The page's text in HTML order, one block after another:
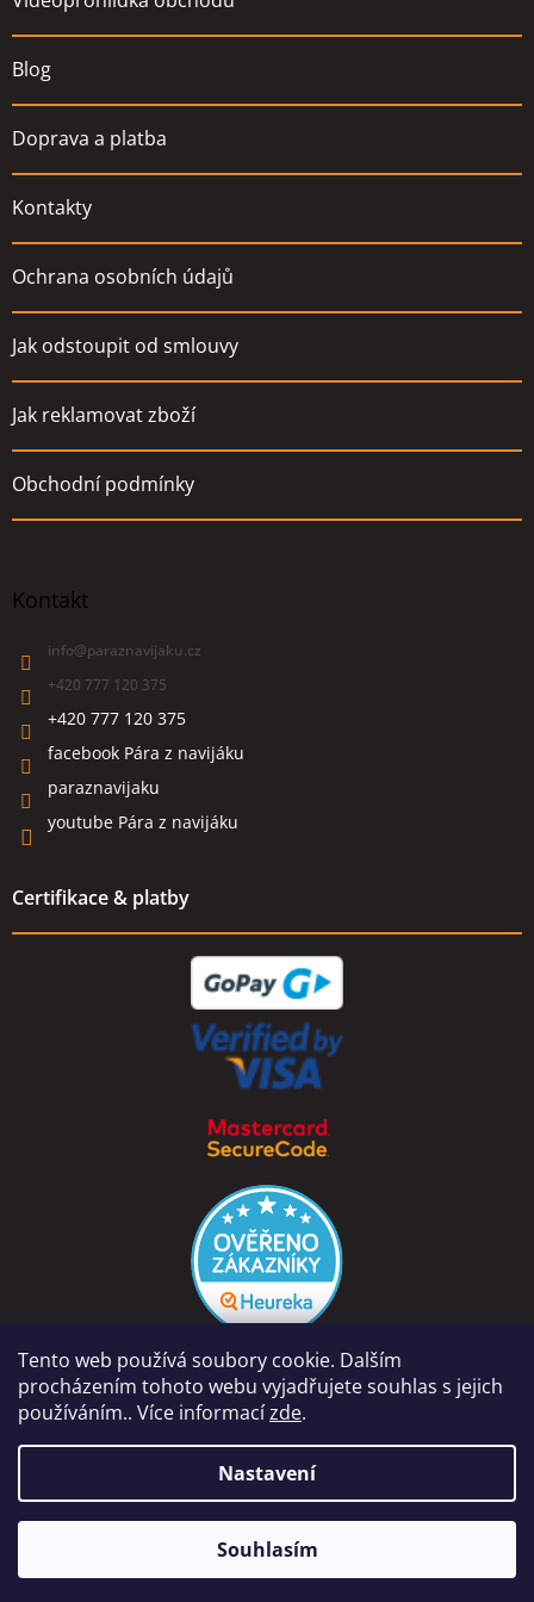
Tento web používá soubory cookie. Dalším
procházením tohoto webu vyjadřujete souhlas s jejich
používáním.. Více informacízde.
Nastavení
Souhlasím
Naše prodejna na adrese Dolní Vinice 454, 277 41 Kly je otevřena
Blog
Doprava a platba
Kontakty
Ochrana osobních údajů
Jak odstoupit od smlouvy
Jak reklamovat zboží
Obchodní podmínky
Kontakt
info@paraznavijaku.cz
+420 777 120 375
+420 777 120 375
facebook Pára z navijáku
paraznavijaku
youtube Pára z navijáku
Certifikace & platby
Copyright 2026PÁRA Z NAVIJÁKU - Ondřej Rutkowski.
Všechna práva vyhrazena.